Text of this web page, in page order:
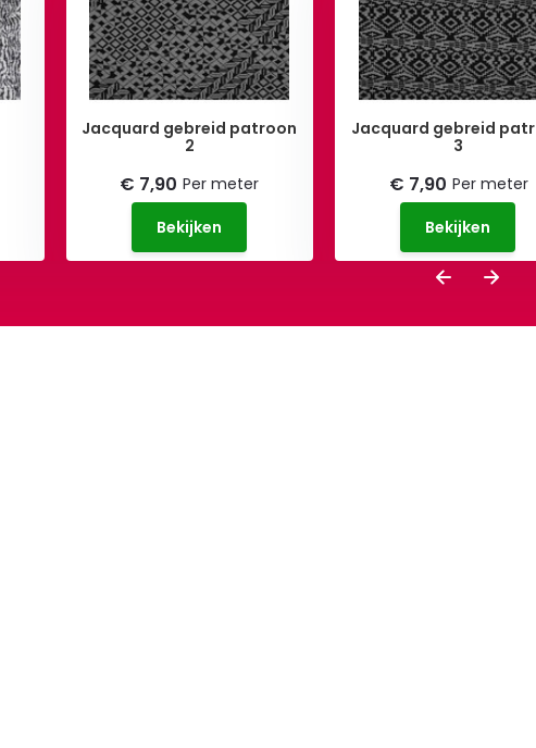
Jacquard gebreid patroon
2
€ 7,90 Per meter
Bekijken
Jacquard gebreid
3
€ 7,90 Per meter
Bekijken